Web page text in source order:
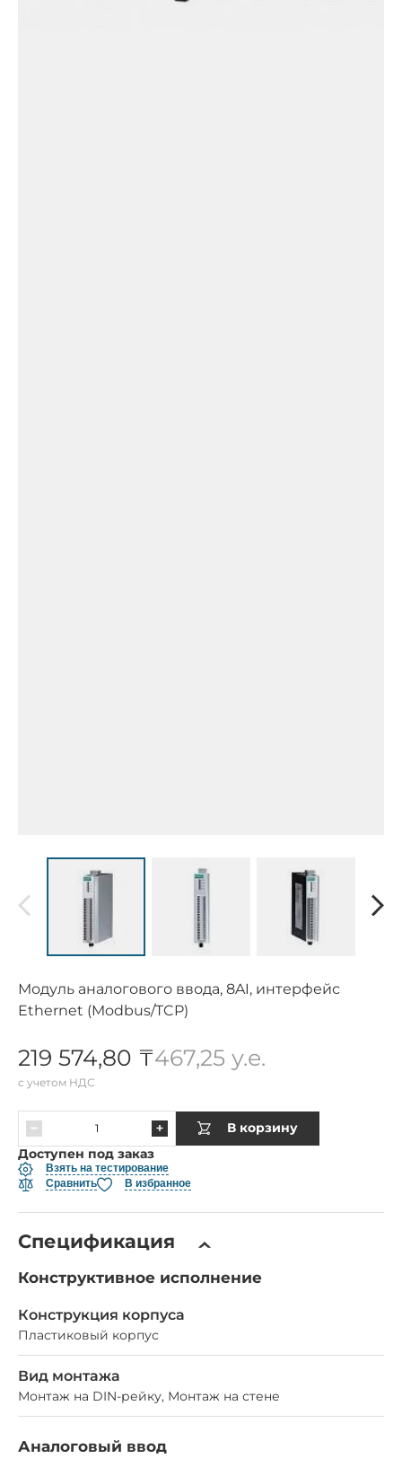
Модуль аналогового ввода, 8AI, интерфейс
Ethernet (Modbus/TCP)
219 574,80 ₸467,25 у.е.
с учетом НДС
В корзину
Доступен под заказ
Взять на тестирование
Сравнить
В избранное
Спецификация
Конструктивное исполнение
Конструкция корпуса
Пластиковый корпус
Вид монтажа
Монтаж на DIN-рейку, Монтаж на стене
Аналоговый ввод